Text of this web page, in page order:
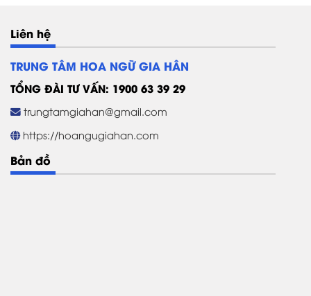
Liên hệ
TRUNG TÂM HOA NGỮ GIA HÂN
TỔNG ĐÀI TƯ VẤN: 1900 63 39 29
trungtamgiahan@gmail.com
https://hoangugiahan.com
Bản đồ